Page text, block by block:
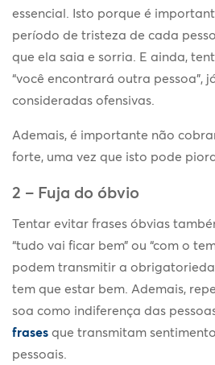
essencial. Isto porque é
período de tristeza de cada
que ela saia e sorria. E ainda,
“você encontrará outra pessoa”,
consideradas ofensivas.
Ademais, é importante não
forte, uma vez que isto pode
2 – Fuja do óbvio
Tentar evitar frases óbvias
“tudo vai ficar bem” ou “com o
podem transmitir a
tem que estar bem. Ademais,
soa como indiferença das
frases que transmitam
pessoais.